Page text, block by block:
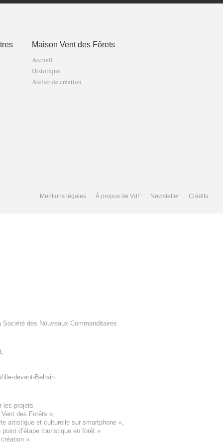
Maison Vent des Fôrets
Accueil
Historique
Atelier de création
Mentions légales À propos de VdF Newsletter Crédits
Société des Nouveaux Commanditaires
,
devant-Belrain.
les projets
des Forêts »,
artistique et culturelle sur smartphone »,
point d’étape touristique en forêt »
création ».